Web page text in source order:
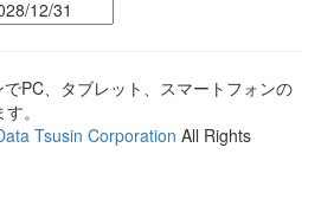
PC、タブレット、スマートフォンの
。
Tsusin Corporation All Rights